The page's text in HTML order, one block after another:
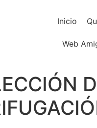
Inicio
Web